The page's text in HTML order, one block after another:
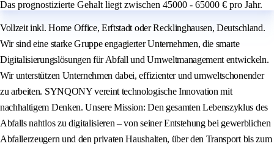
Das prognostizierte Gehalt liegt zwischen 45000 - 65000 € pro Jahr.
Vollzeit inkl. Home Office, Erftstadt oder Recklinghausen, Deutschland.
Wir sind eine starke Gruppe engagierter Unternehmen, die smarte
Digitalisierungslösungen für Abfall und Umweltmanagement entwickeln.
Wir unterstützen Unternehmen dabei, effizienter und umweltschonender
zu arbeiten. SYNQONY vereint technologische Innovation mit
nachhaltigem Denken. Unsere Mission: Den gesamten Lebenszyklus des
Abfalls nahtlos zu digitalisieren – von seiner Entstehung bei gewerblichen
Abfallerzeugern und den privaten Haushalten, über den Transport bis zum